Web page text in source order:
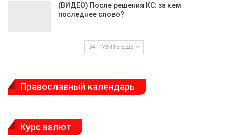
(ВИДЕО) После решения КС: за кем
последнее слово?
ЗАГРУЗИТЬ ЕЩЁ
Православный календарь
Курс валют